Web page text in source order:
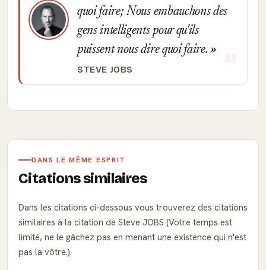
quoi faire; Nous embauchons des
gens intelligents pour qu'ils
puissent nous dire quoi faire.
STEVE JOBS
DANS LE MÊME ESPRIT
Citations similaires
Dans les citations ci-dessous vous trouverez des citations
similaires à la citation de Steve JOBS (Votre temps est
limité, ne le gâchez pas en menant une existence qui n'est
pas la vôtre.).